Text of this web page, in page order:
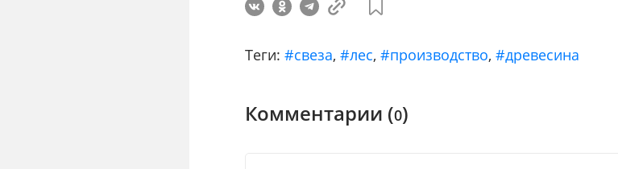
Теги: #свеза,#лес,#производство,#древесина
Комментарии (0)